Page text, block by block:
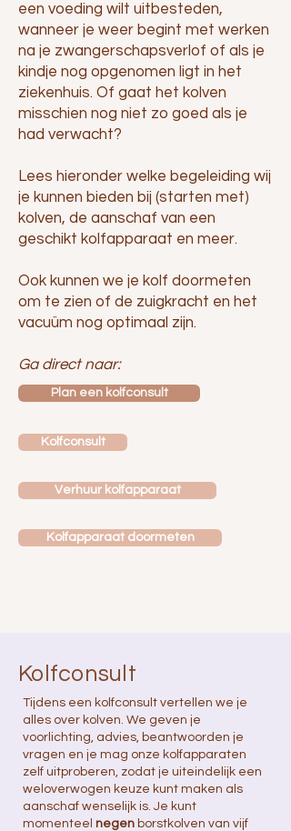
een voeding wilt uitbesteden,
wanneer je weer begint met werken
na je zwangerschapsverlof of als je
kindje nog opgenomen ligt in het
ziekenhuis. Of gaat het kolven
misschien nog niet zo goed als je
had verwacht?
Lees hieronder welke begeleiding wij
je kunnen bieden bij (starten met)
kolven, de aanschaf van een
geschikt kolfapparaat en meer.
Ook kunnen we je kolf doormeten
om te zien of de zuigkracht en het
vacuüm nog optimaal zijn.
Ga direct naar:
Plan een kolfconsult
Kolfconsult
Verhuur kolfapparaat
Kolfapparaat doormeten
Kolfconsult
Tijdens een kolfconsult vertellen we je
alles over kolven. We geven je
voorlichting, advies, beantwoorden je
vragen en je mag onze kolfapparaten
zelf uitproberen, zodat je uiteindelijk een
weloverwogen keuze kunt maken als
aanschaf wenselijk is. Je kunt
momenteel negen borstkolven van vijf